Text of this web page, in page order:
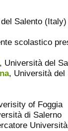
Salento (Italy)
scolastico
, Università del
, Università del
of Foggia
di Salerno